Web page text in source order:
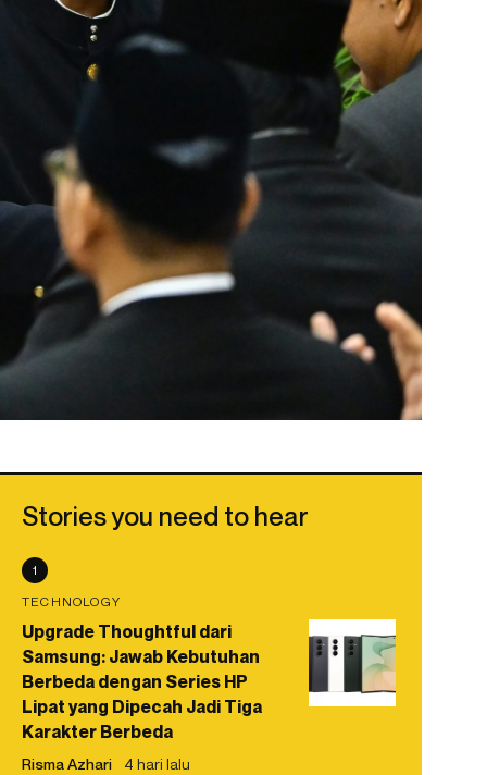
Stories you need to hear
1
TECHNOLOGY
Upgrade Thoughtful dari
Samsung: Jawab Kebutuhan
Berbeda dengan Series HP
Lipat yang Dipecah Jadi Tiga
Karakter Berbeda
Risma Azhari 4 hari lalu